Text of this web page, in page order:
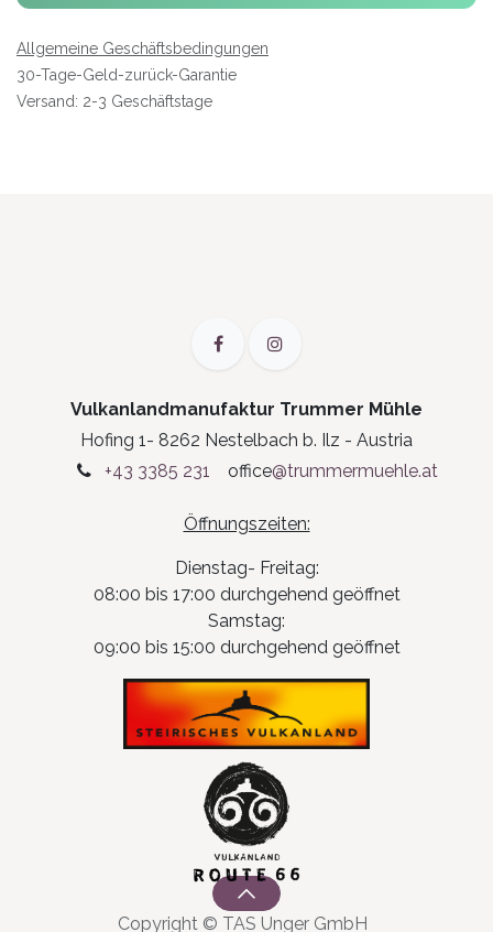
Allgemeine Geschäftsbedingungen
30-Tage-Geld-zurück-Garantie
Versand: 2-3 Geschäftstage
Vulkanlandmanufaktur Trummer Mühle
Hofing 1- 8262 Nestelbach b. Ilz - Austria
+43 3385 231
office@trummermuehle.at
Öffnungszeiten:
Dienstag- Freitag:
08:00 bis 17:00 durchgehend geöffnet
Samstag:
09:00 bis 15:00 durchgehend geöffnet
Copyright © TAS Unger GmbH